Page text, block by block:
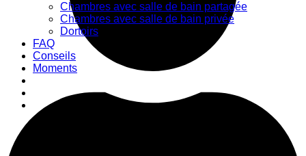
Chambres avec salle de bain partagée
Chambres avec salle de bain privée
Dortoirs
FAQ
Conseils
Moments